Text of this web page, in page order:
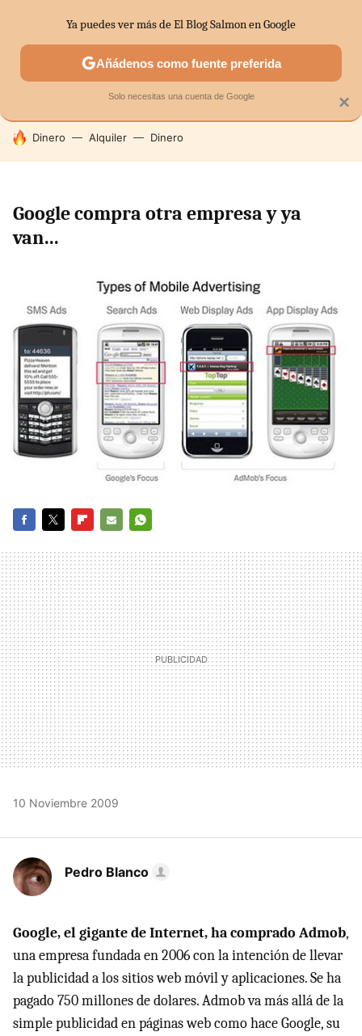
SECTORES ECONOMÍA DOMÉSTICA MERCADOS
HOY SE HABLA DE
Dinero Alquiler Dinero
Google compra otra empresa y ya
van...
MAIL
10 Noviembre 2009
Pedro Blanco
Google, el gigante de Internet, ha comprado Admob,
una empresa fundada en 2006 con la intención de llevar
la publicidad a los sitios web móvil y aplicaciones. Se ha
pagado 750 millones de dolares. Admob va más allá de la
simple publicidad en páginas web como hace Google, su
×
Ya puedes ver más de El Blog Salmon en Google
Añádenos como fuente preferida
Solo necesitas una cuenta de Google